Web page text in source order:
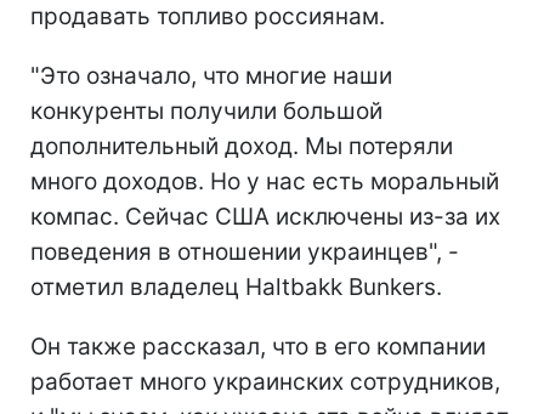
продавать топливо россиянам.
"Это означало, что многие наши
конкуренты получили большой
дополнительный доход. Мы потеряли
много доходов. Но у нас есть моральный
компас. Сейчас США исключены из-за их
поведения в отношении украинцев", -
отметил владелец Haltbakk Bunkers.
Он также рассказал, что в его компании
работает много украинских сотрудников,